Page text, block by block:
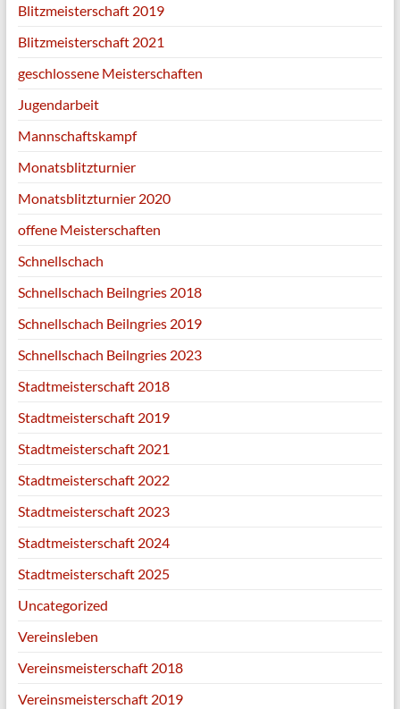
Blitzmeisterschaft 2019
Blitzmeisterschaft 2021
geschlossene Meisterschaften
Jugendarbeit
Mannschaftskampf
Monatsblitzturnier
Monatsblitzturnier 2020
offene Meisterschaften
Schnellschach
Schnellschach Beilngries 2018
Schnellschach Beilngries 2019
Schnellschach Beilngries 2023
Stadtmeisterschaft 2018
Stadtmeisterschaft 2019
Stadtmeisterschaft 2021
Stadtmeisterschaft 2022
Stadtmeisterschaft 2023
Stadtmeisterschaft 2024
Stadtmeisterschaft 2025
Uncategorized
Vereinsleben
Vereinsmeisterschaft 2018
Vereinsmeisterschaft 2019